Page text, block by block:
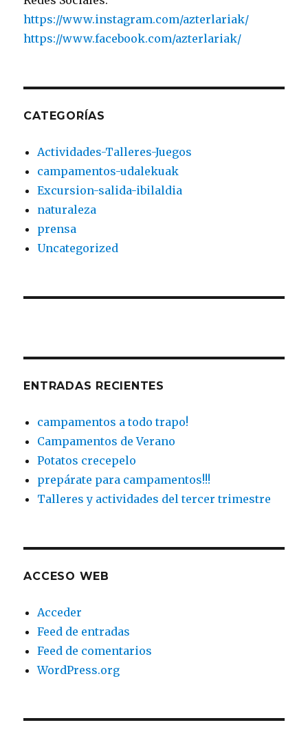
https://www.instagram.com/azterlariak/
https://www.facebook.com/azterlariak/
CATEGORÍAS
Actividades-Talleres-Juegos
campamentos-udalekuak
Excursion-salida-ibilaldia
naturaleza
prensa
Uncategorized
ENTRADAS RECIENTES
campamentos a todo trapo!
Campamentos de Verano
Potatos crecepelo
prepárate para campamentos!!!
Talleres y actividades del tercer trimestre
ACCESO WEB
Acceder
Feed de entradas
Feed de comentarios
WordPress.org